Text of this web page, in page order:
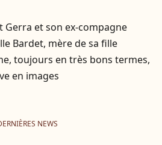
Gerra et son ex-compagne
Bardet, mère de sa fille
toujours en très bons termes,
en images
NEWS